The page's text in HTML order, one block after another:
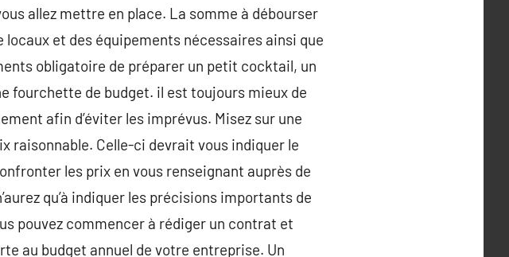
allez mettre en place. La somme à débourser
et des équipements nécessaires ainsi que
obligatoire de préparer un petit cocktail, un
fourchette de budget. il est toujours mieux de
afin d’éviter les imprévus. Misez sur une
raisonnable. Celle-ci devrait vous indiquer le
les prix en vous renseignant auprès de
qu’à indiquer les précisions importants de
pouvez commencer à rédiger un contrat et
au budget annuel de votre entreprise. Un